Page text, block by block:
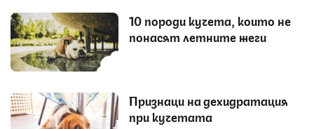
10 породи кучета, които не
понасят летните жеги
Признаци на дехидратация
при кучетата